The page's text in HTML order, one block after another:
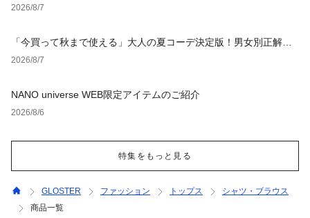
2026/8/7
「今買って秋まで使える」大人の夏コーデ決定版！男女別正解ス
タイルとNGな着こなし
2026/8/7
NANO universe WEB限定アイテムのご紹介
2026/8/6
特集をもっと見る
GLOSTER ファッション トップス
シャツ・ブラウス
商品一覧